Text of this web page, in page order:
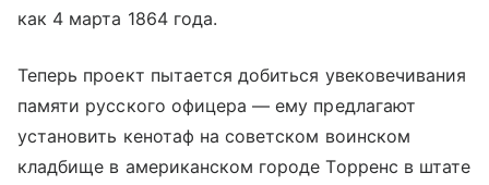
как 4 марта 1864 года.
Теперь проект пытается добиться увековечивания
памяти русского офицера — ему предлагают
установить кенотаф на советском воинском
кладбище в американском городе Торренс в штате